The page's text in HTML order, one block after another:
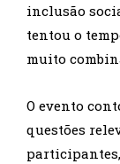
inclusão
tentou o
muito
O evento
questões